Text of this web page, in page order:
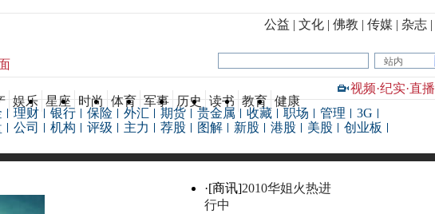
公益 | 文化 | 佛教 | 传媒 | 杂志 |
站内
娱乐 星座 时尚 体育 军事 历史 读书 教育 健康
视频·纪实·直播
理财 银行 保险 外汇 期货 贵金属 收藏 职场 管理
3G
公司 机构 评级 主力 荐股 图解 新股 港股 美股
创业板
·[商讯]2010华姐火热进
行中